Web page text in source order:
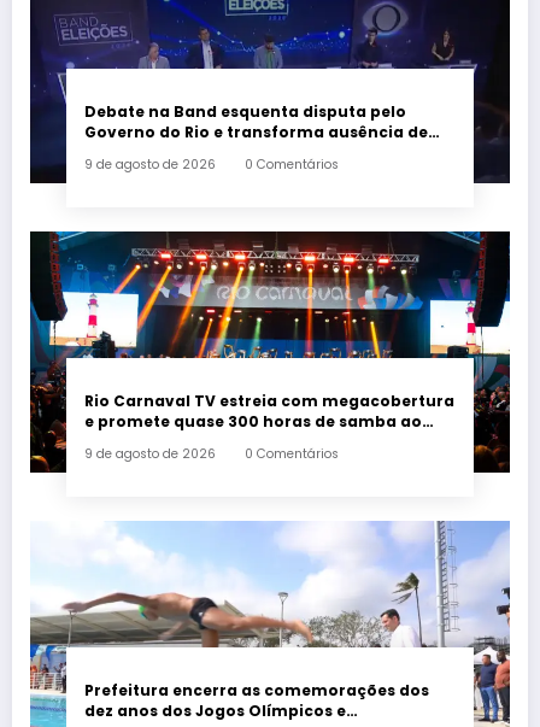
Debate na Band esquenta disputa pelo
Governo do Rio e transforma ausência de
9 de agosto de 2026 0 Comentários
Rio Carnaval TV estreia com megacobertura
e promete quase 300 horas de samba ao
9 de agosto de 2026 0 Comentários
Prefeitura encerra as comemorações dos
dez anos dos Jogos Olímpicos e